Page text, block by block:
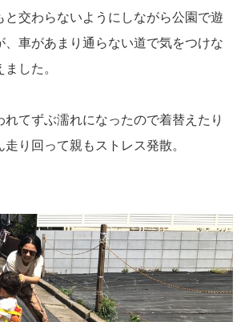
と交わらないようにしながら公園で遊
、車があまり通らない道で気をつけな
した。
てずぶ濡れになったので着替えたり
り回って親もストレス発散。